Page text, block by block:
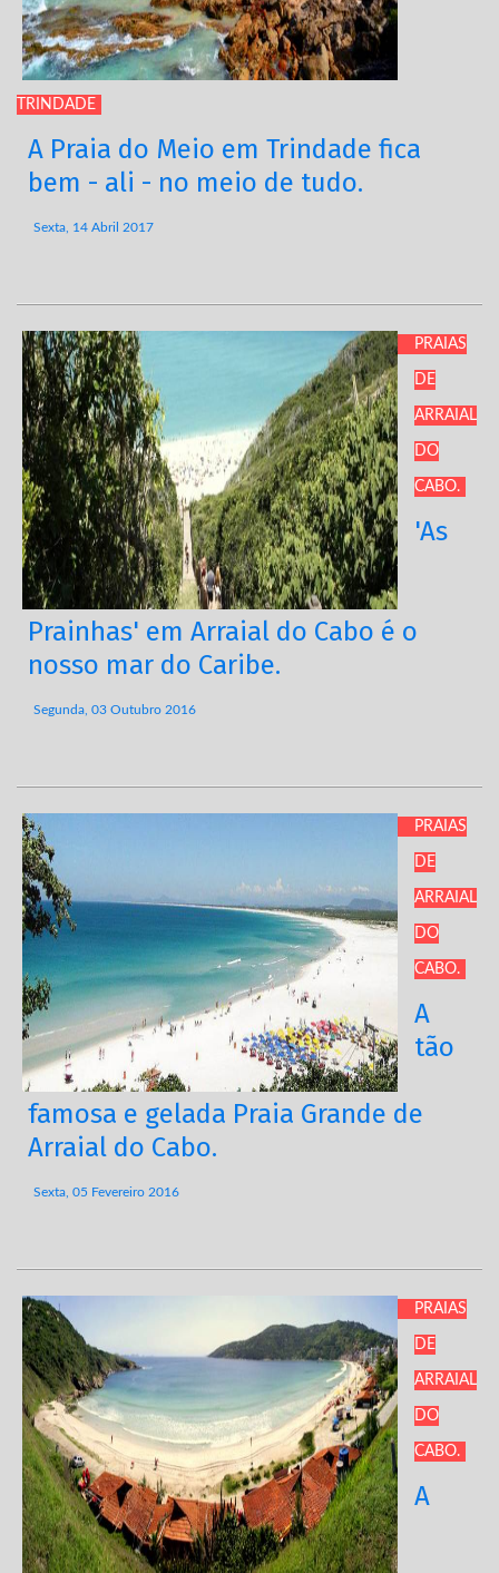
TRINDADE
A Praia do Meio em Trindade fica
bem - ali - no meio de tudo.
Sexta, 14 Abril 2017
PRAIAS
DE
ARRAIAL
DO
CABO.
'As
Prainhas' em Arraial do Cabo é o
nosso mar do Caribe.
Segunda, 03 Outubro 2016
PRAIAS
DE
ARRAIAL
DO
CABO.
A
tão
famosa e gelada Praia Grande de
Arraial do Cabo.
Sexta, 05 Fevereiro 2016
PRAIAS
DE
ARRAIAL
DO
CABO.
A